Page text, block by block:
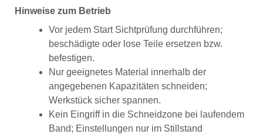
Hinweise zum Betrieb
Vor jedem Start Sichtprüfung durchführen;
beschädigte oder lose Teile ersetzen bzw.
befestigen.
Nur geeignetes Material innerhalb der
angegebenen Kapazitäten schneiden;
Werkstück sicher spannen.
Kein Eingriff in die Schneidzone bei laufendem
Band; Einstellungen nur im Stillstand